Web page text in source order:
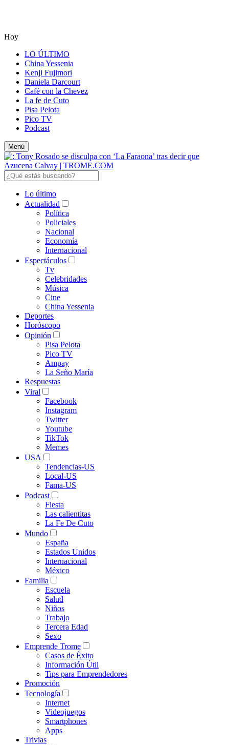
Hoy
LO ÚLTIMO
China Yessenia
Kenji Fujimori
Daniela Darcourt
Café con la Chevez
La fe de Cuto
Pisa Pelota
Pico TV
Podcast
Menú
Lo último
Actualidad
Política
Policiales
Nacional
Economía
Internacional
Espectáculos
Tv
Celebridades
Música
Cine
China Yessenia
Deportes
Horóscopo
Opinión
Pisa Pelota
Pico TV
Ampay
La Seño María
Respuestas
Viral
Facebook
Instagram
Twitter
Youtube
TikTok
Memes
USA
Tendencias-US
Local-US
Fama-US
Podcast
Fiesta
Las calientitas
La Fe De Cuto
Mundo
España
Estados Unidos
Internacional
México
Familia
Escuela
Salud
Niños
Trabajo
Tercera Edad
Sexo
Emprende Trome
Casos de Éxito
Información Útil
Tips para Emprendedores
Promoción
Tecnología
Internet
Videojuegos
Smartphones
Apps
Trivias